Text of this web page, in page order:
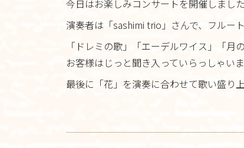
今日はお楽しみコンサートを開催しました
演奏者は「sashimi trio」さんで、フルー
「ドレミの歌」「エーデルワイス」「月
お客様はじっと聞き入っていらっしゃいま
最後に「花」を演奏に合わせて歌い盛り